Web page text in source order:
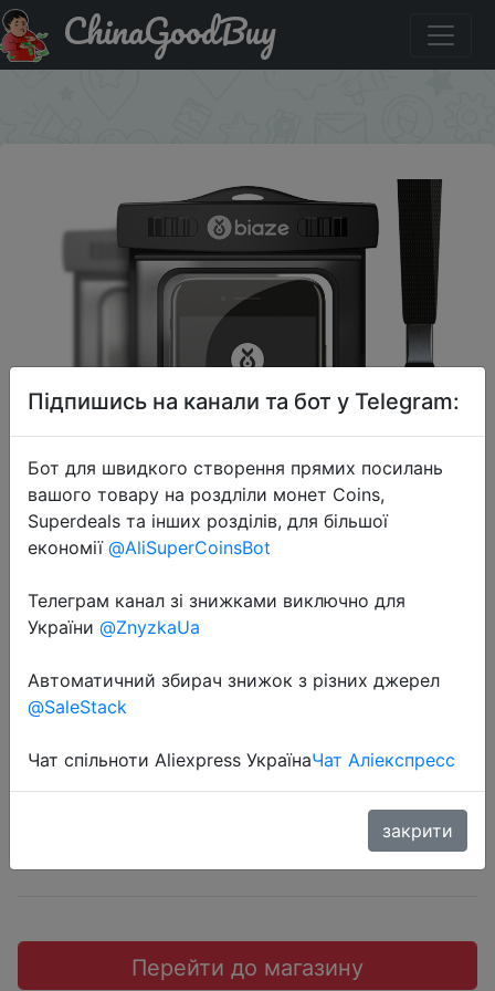
Знижка на BIAZE Водонепроницаемый футляр для
смартфонов, черный.
ChinaGoodBuy
2018-06-19
футляр для смартфонов, черный.
$0.39
Перейти до магазину
Підпишись на канали та бот у Telegram:
Бот для швидкого створення прямих посилань
вашого товару на роздліли монет Coins,
Superdeals та інших розділів, для більшої
економії @AliSuperCoinsBot
Телеграм канал зі знижками виключно для
України @ZnyzkaUa
Автоматичний збирач знижок з різних джерел
@SaleStack
Чат спільноти Aliexpress УкраїнаЧат Аліекспресс
закрити